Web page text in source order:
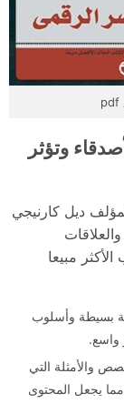
وتؤثر
ديل كارنيجي
مبيعا
بسيطة وأسلوب
واسع.
والأمثلة التي
يجعل المحتوى